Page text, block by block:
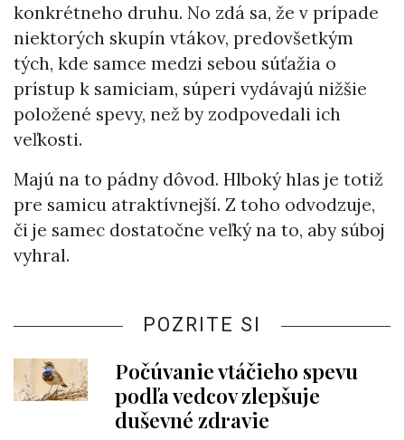
konkrétneho druhu. No zdá sa, že v prípade
niektorých skupín vtákov, predovšetkým
tých, kde samce medzi sebou súťažia o
prístup k samiciam, súperi vydávajú nižšie
položené spevy, než by zodpovedali ich
veľkosti.
Majú na to pádny dôvod. Hlboký hlas je totiž
pre samicu atraktívnejší. Z toho odvodzuje,
či je samec dostatočne veľký na to, aby súboj
vyhral.
POZRITE SI
Počúvanie vtáčieho spevu
podľa vedcov zlepšuje
duševné zdravie